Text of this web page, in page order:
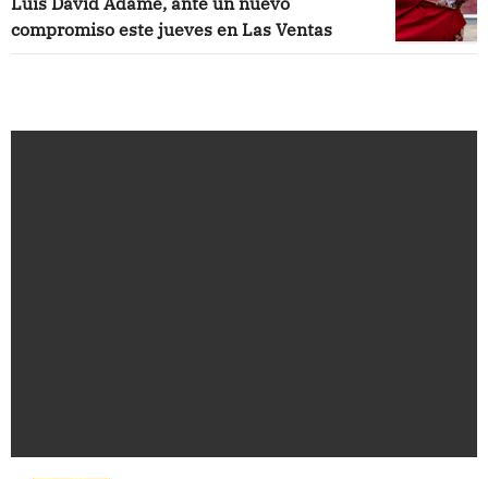
compromiso este jueves en Las Ventas